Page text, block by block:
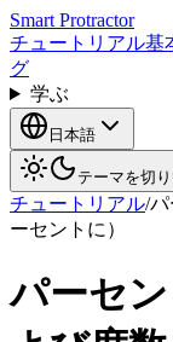
Smart Protractor
チュートリアル基
グ
学ぶ
日本語
テーマを切り
チュートリアル/パ
ーセントに）
パーセ